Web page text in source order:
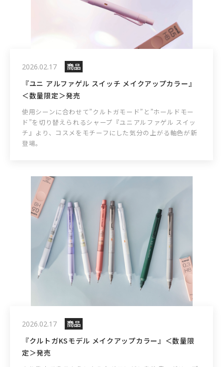
2026.02.17
商品
『ユニ アルファゲル スイッチ メイクアップカラー』
＜数量限定＞発売
使用シーンに合わせて”クルトガモード”と”ホールドモー
ド”を切り替えられるシャープ『ユニアルファゲル スイッ
チ』より、コスメをモチーフにした気分の上がる軸色が新
登場。
2026.02.17
商品
『クルトガKSモデル メイクアップカラー』＜数量限
定＞発売